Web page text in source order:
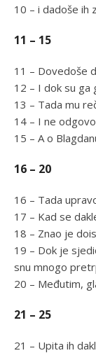
10 – i dadoše ih
11 – 15
11 – Dovedoše
12 – I dok su ga
13 – Tada mu
14 – I ne
15 – A o
16 – 20
16 – Tada
17 – Kad se
18 – Znao je
19 – Dok je
snu mnogo
20 – Međutim,
21 – 25
21 – Upita ih